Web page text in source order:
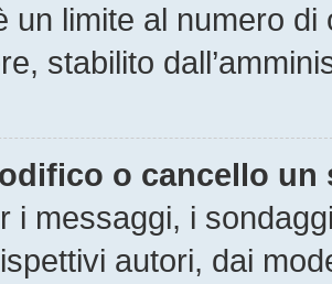
un limite al numero
stabilito
o cancello un
i messaggi, i
autori, dai